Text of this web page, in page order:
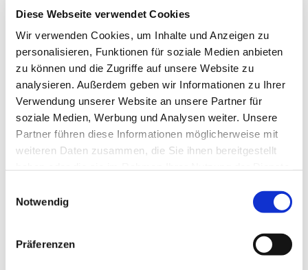
Diese Webseite verwendet Cookies
Wir verwenden Cookies, um Inhalte und Anzeigen zu
personalisieren, Funktionen für soziale Medien anbieten
zu können und die Zugriffe auf unsere Website zu
analysieren. Außerdem geben wir Informationen zu Ihrer
Verwendung unserer Website an unsere Partner für
soziale Medien, Werbung und Analysen weiter. Unsere
Partner führen diese Informationen möglicherweise mit
weiteren Daten zusammen, die Sie ihnen bereitgestellt
Notwendig
Präferenzen